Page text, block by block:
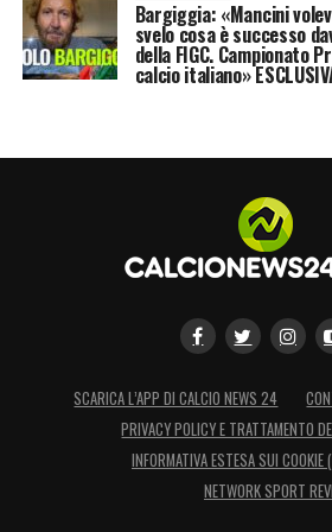
da volano per la rinascita
movimento calcistico
Per alleggerire il carico di
sempre lo circonda,
affidandosi a una risposta
alla La Salle, dove ho
e diventerò insegnante”.Un
ribadire la sua attuale
Bargiggia: «Mancini
svelo cosa è successo
della FIGC. Campionato
calcio italiano»
SCARICA L’APP DI CALCIO NEWS 24
PRIVACY POLICY E TRATTAMENTO
INFORMATIVA ESTESA SUI COOKIE
NETWORK SPORT